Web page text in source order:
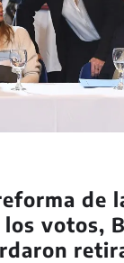
de
los votos,